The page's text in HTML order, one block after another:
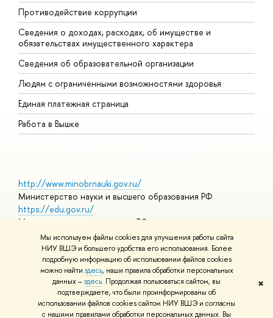
Мы используем файлы cookies для улучшения работы сайта
НИУ ВШЭ и большего удобства его использования. Более
подробную информацию об использовании файлов cookies
можно найти здесь, наши правила обработки персональных
данных –здесь. Продолжая пользоваться сайтом, вы
подтверждаете, что были проинформированы об
использовании файлов cookies сайтом НИУ ВШЭ и согласны
с нашими правилами обработки персональных данных. Вы
✖
Противодействие коррупции
Сведения о доходах, расходах, об имуществе и
обязательствах имущественного характера
Сведения об образовательной организации
Людям с ограниченными возможностями здоровья
Единая платежная страница
Работа в Вышке
http://www.minobrnauki.gov.ru/
Министерство науки и высшего образования РФ
https://edu.gov.ru/
Министерство просвещения РФ
https://elearning.hse.ru/mooc
Массовые открытые онлайн-курсы
© НИУ ВШЭ 1993–2026 Адреса и контактыУсловия
использования материалов Политика конфиденциальности